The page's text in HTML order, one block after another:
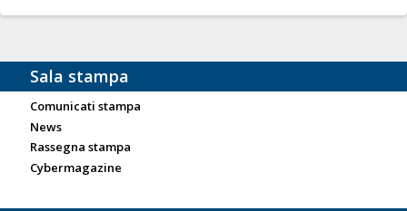
Sala stampa
Comunicati stampa
News
Rassegna stampa
Cybermagazine